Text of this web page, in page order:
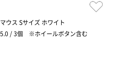
ウス Sサイズ ホワイト
/ 3個 ※ホイールボタン含む